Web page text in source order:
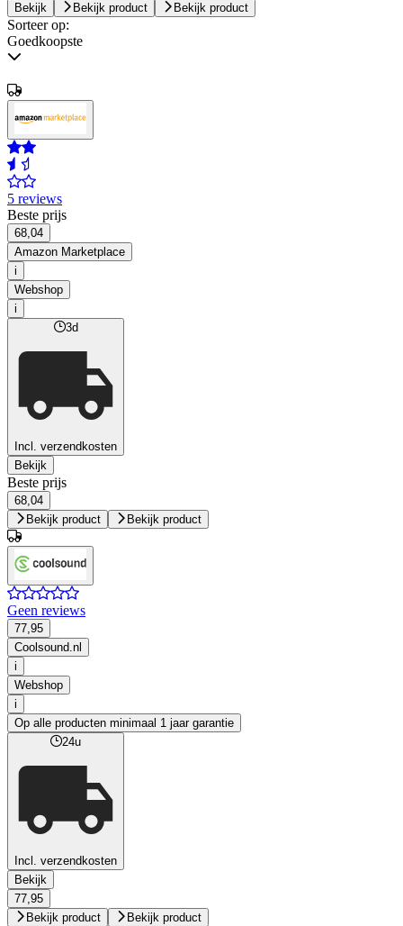
Bekijk Bekijk product Bekijk product
Sorteer op:
Goedkoopste
5 reviews
Beste prijs
68,04
Amazon Marketplace
i
Webshop
i
3d
Incl. verzendkosten
Bekijk
Beste prijs
68,04
Bekijk product
Bekijk product
Geen reviews
77,95
Coolsound.nl
i
Webshop
i
Op alle producten minimaal 1 jaar garantie
24u
Incl. verzendkosten
Bekijk
77,95
Bekijk product
Bekijk product